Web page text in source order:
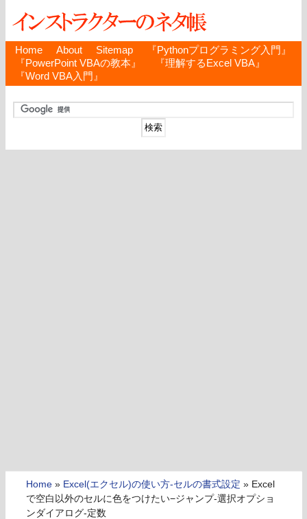
Home About Sitemap
『Pythonプログラミング入門』
『PowerPoint VBAの教本』
『理解するExcel VBA』
『Word VBA入門』
Home » Excel(エクセル)の使い方-セルの書式設定 » Excel
で空白以外のセルに色をつけたい−ジャンプ-選択オプショ
ンダイアログ-定数